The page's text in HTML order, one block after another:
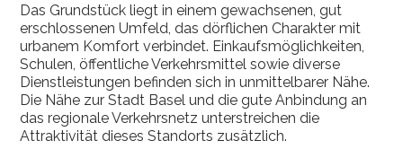
Das Grundstück liegt in einem gewachsenen, gut
erschlossenen Umfeld, das dörflichen Charakter mit
urbanem Komfort verbindet. Einkaufsmöglichkeiten,
Schulen, öffentliche Verkehrsmittel sowie diverse
Dienstleistungen befinden sich in unmittelbarer Nähe.
Die Nähe zur Stadt Basel und die gute Anbindung an
das regionale Verkehrsnetz unterstreichen die
Attraktivität dieses Standorts zusätzlich.